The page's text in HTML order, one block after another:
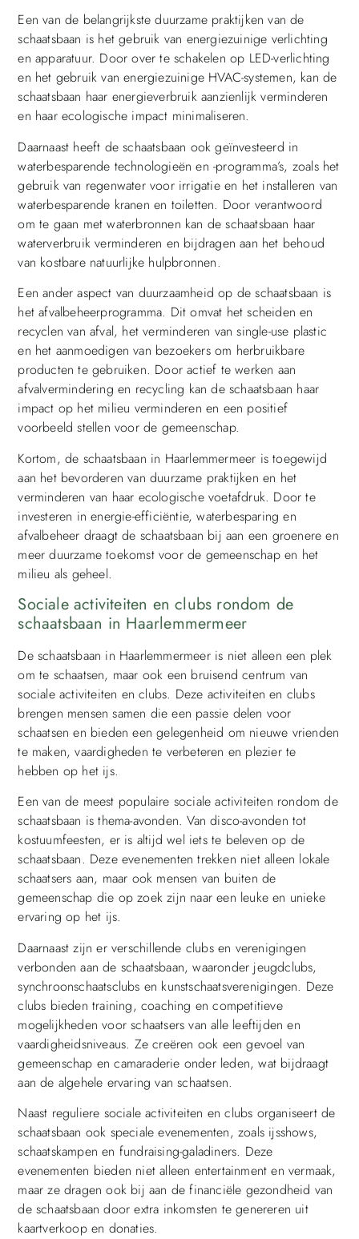
Een van de belangrijkste duurzame praktijken van de
schaatsbaan is het gebruik van energiezuinige verlichting
en apparatuur. Door over te schakelen op LED-verlichting
en het gebruik van energiezuinige HVAC-systemen, kan de
schaatsbaan haar energieverbruik aanzienlijk verminderen
en haar ecologische impact minimaliseren.
Daarnaast heeft de schaatsbaan ook geïnvesteerd in
waterbesparende technologieën en -programma’s, zoals het
gebruik van regenwater voor irrigatie en het installeren van
waterbesparende kranen en toiletten. Door verantwoord
om te gaan met waterbronnen kan de schaatsbaan haar
waterverbruik verminderen en bijdragen aan het behoud
van kostbare natuurlijke hulpbronnen.
Een ander aspect van duurzaamheid op de schaatsbaan is
het afvalbeheerprogramma. Dit omvat het scheiden en
recyclen van afval, het verminderen van single-use plastic
en het aanmoedigen van bezoekers om herbruikbare
producten te gebruiken. Door actief te werken aan
afvalvermindering en recycling kan de schaatsbaan haar
impact op het milieu verminderen en een positief
voorbeeld stellen voor de gemeenschap.
Kortom, de schaatsbaan in Haarlemmermeer is toegewijd
aan het bevorderen van duurzame praktijken en het
verminderen van haar ecologische voetafdruk. Door te
investeren in energie-efficiëntie, waterbesparing en
afvalbeheer draagt de schaatsbaan bij aan een groenere en
meer duurzame toekomst voor de gemeenschap en het
milieu als geheel.
Sociale activiteiten en clubs rondom de
schaatsbaan in Haarlemmermeer
De schaatsbaan in Haarlemmermeer is niet alleen een plek
om te schaatsen, maar ook een bruisend centrum van
sociale activiteiten en clubs. Deze activiteiten en clubs
brengen mensen samen die een passie delen voor
schaatsen en bieden een gelegenheid om nieuwe vrienden
te maken, vaardigheden te verbeteren en plezier te
hebben op het ijs.
Een van de meest populaire sociale activiteiten rondom de
schaatsbaan is thema-avonden. Van disco-avonden tot
kostuumfeesten, er is altijd wel iets te beleven op de
schaatsbaan. Deze evenementen trekken niet alleen lokale
schaatsers aan, maar ook mensen van buiten de
gemeenschap die op zoek zijn naar een leuke en unieke
ervaring op het ijs.
Daarnaast zijn er verschillende clubs en verenigingen
verbonden aan de schaatsbaan, waaronder jeugdclubs,
synchroonschaatsclubs en kunstschaatsverenigingen. Deze
clubs bieden training, coaching en competitieve
mogelijkheden voor schaatsers van alle leeftijden en
vaardigheidsniveaus. Ze creëren ook een gevoel van
gemeenschap en camaraderie onder leden, wat bijdraagt
aan de algehele ervaring van schaatsen.
Naast reguliere sociale activiteiten en clubs organiseert de
schaatsbaan ook speciale evenementen, zoals ijsshows,
schaatskampen en fundraising-galadiners. Deze
evenementen bieden niet alleen entertainment en vermaak,
maar ze dragen ook bij aan de financiële gezondheid van
de schaatsbaan door extra inkomsten te genereren uit
kaartverkoop en donaties.